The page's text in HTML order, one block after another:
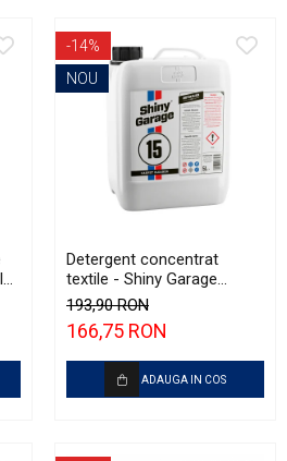
-14%
NOU
Detergent concentrat
textile - Shiny Garage
Carpet Cleaner (5L)
193,90 RON
166,75 RON
ADAUGA IN COS